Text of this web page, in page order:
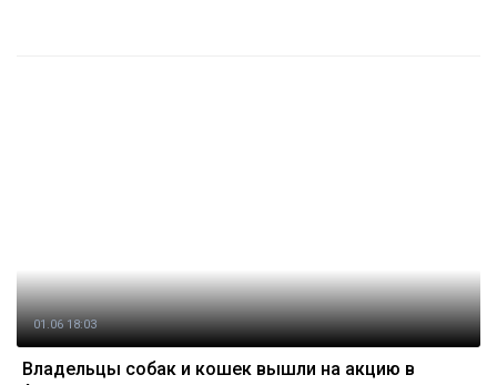
01.06 18:03
Владельцы собак и кошек вышли на акцию в